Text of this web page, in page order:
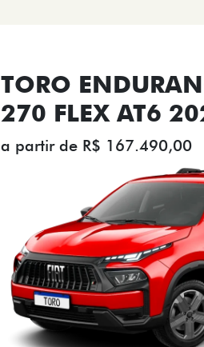
TORO
270 FLEX AT6
a partir de R$ 167.490,00